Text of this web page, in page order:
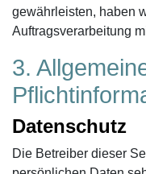
gewährleisten, haben
Auftragsverarbeitung
3.
Datenschutz
Die Betreiber dieser